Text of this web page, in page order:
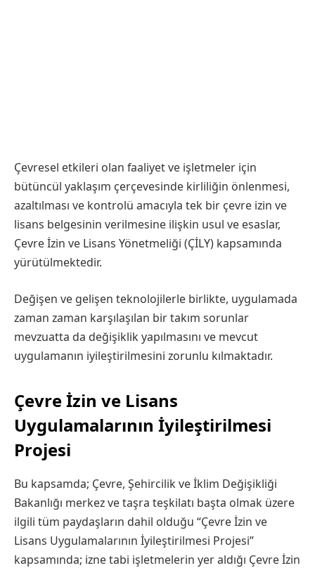
Çevresel etkileri olan faaliyet ve işletmeler için
bütüncül yaklaşım çerçevesinde kirliliğin önlenmesi,
azaltılması ve kontrolü amacıyla tek bir çevre izin ve
lisans belgesinin verilmesine ilişkin usul ve esaslar,
Çevre İzin ve Lisans Yönetmeliği (ÇİLY) kapsamında
yürütülmektedir.
Değişen ve gelişen teknolojilerle birlikte, uygulamada
zaman zaman karşılaşılan bir takım sorunlar
mevzuatta da değişiklik yapılmasını ve mevcut
uygulamanın iyileştirilmesini zorunlu kılmaktadır.
Çevre İzin ve Lisans
Uygulamalarının İyileştirilmesi
Projesi
Bu kapsamda; Çevre, Şehircilik ve İklim Değişikliği
Bakanlığı merkez ve taşra teşkilatı başta olmak üzere
ilgili tüm paydaşların dahil olduğu “Çevre İzin ve
Lisans Uygulamalarının İyileştirilmesi Projesi”
kapsamında; izne tabi işletmelerin yer aldığı Çevre İzin